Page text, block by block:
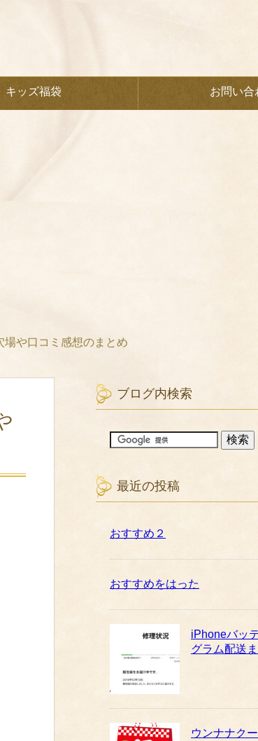
キッズ福袋 お問い合
場や口コミ感想のまとめ
ブログ内検索
最近の投稿
おすすめ２
おすすめをはった
iPhoneバッ
グラム配送
ウンナナク